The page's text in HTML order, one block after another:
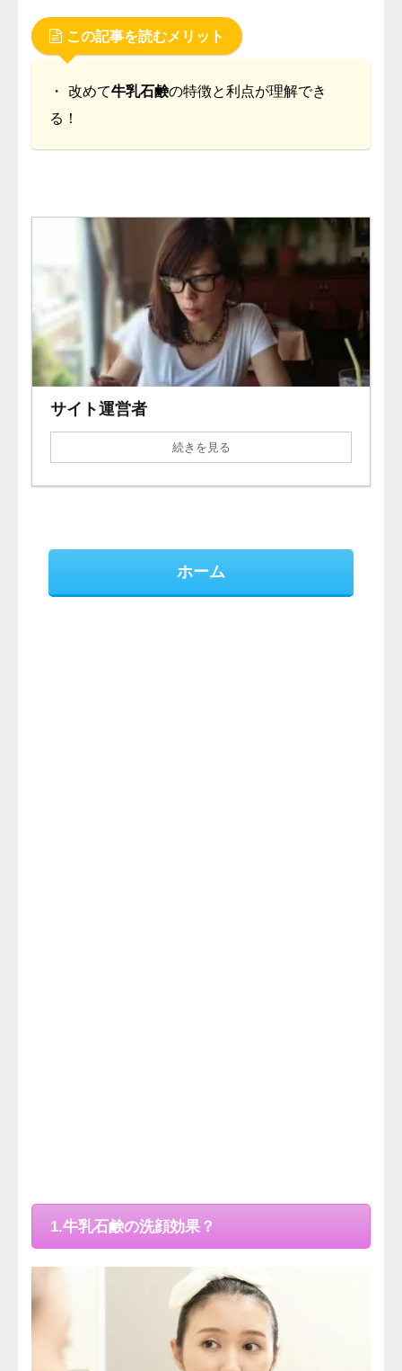
この記事を読むメリット
・ 改めて牛乳石鹸の特徴と利点が理解でき
る！
サイト運営者
続きを見る
ホーム
1.牛乳石鹸の洗顔効果？